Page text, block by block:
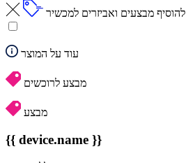
להוסיף מבצעים ואביזרים למכשיר
עוד על המוצר
מבצע לרוכשים
מבצע
{{ device.name }}